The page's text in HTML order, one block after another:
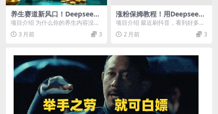
养生赛道新风口！Deepseek
中式养生 2.0，靠 AI 中医轻松
起号涨粉 3w+
项目介绍 为什么你的养生内容没人
看？ 95%的人不知道： 小红书/抖
音正在疯狂推...
3 月前 3
涨粉保姆教程！用Deepseek
制作暖心治愈情感文案！
项目介绍 最近刷抖音，看到好多热
闹街区拍摄人来人往的视频画面，
搭配一段情感文案，...
2 月前 3